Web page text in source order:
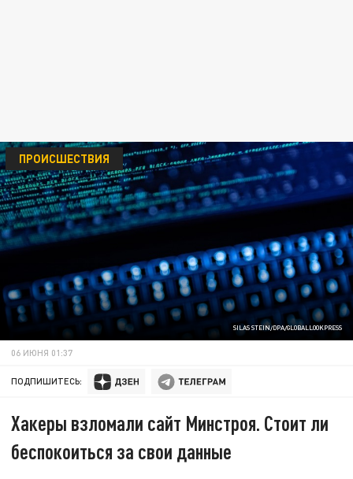
SILAS STEIN/DPA/GLOBALLOOKPRESS
ПРОИСШЕСТВИЯ
06 ИЮНЯ 01:37
ПОДПИШИТЕСЬ:
Хакеры взломали сайт Минстроя. Стоит ли
беспокоиться за свои данные